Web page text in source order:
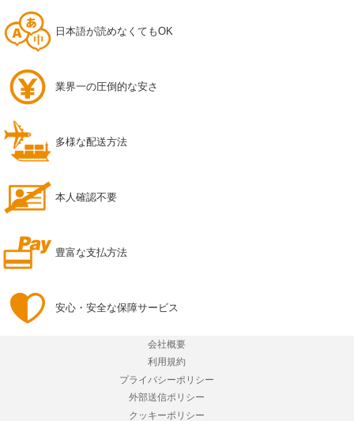
日本語が読めなくてもOK
業界一の圧倒的な安さ
多様な配送方法
本人確認不要
豊富な支払方法
安心・安全な保障サービス
会社概要
利用規約
プライバシーポリシー
外部送信ポリシー
クッキーポリシー